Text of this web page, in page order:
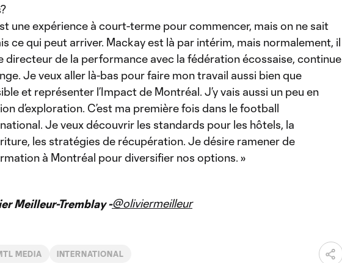
une expérience à court-terme pour commencer, mais on ne sait
ce qui peut arriver. Mackay est là par intérim, mais normalement, il
directeur de la performance avec la fédération écossaise, continue
Je veux aller là-bas pour faire mon travail aussi bien que
et représenter l’Impact de Montréal. J’y vais aussi un peu en
d’exploration. C’est ma première fois dans le football
Je veux découvrir les standards pour les hôtels, la
les stratégies de récupération. Je désire ramener de
à Montréal pour diversifier nos options. »
Meilleur-Tremblay -@oliviermeilleur
MEDIA INTERNATIONAL